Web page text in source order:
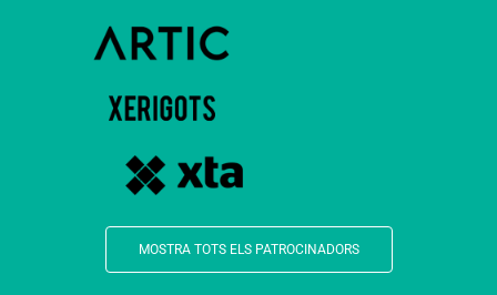
MOSTRA TOTS ELS PATROCINADORS